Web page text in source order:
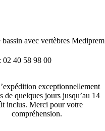
avec vertèbres Mediprem
02 40 58 98 00
exceptionnellement
de quelques jours jusqu’au 14
inclus. Merci pour votre
compréhension.